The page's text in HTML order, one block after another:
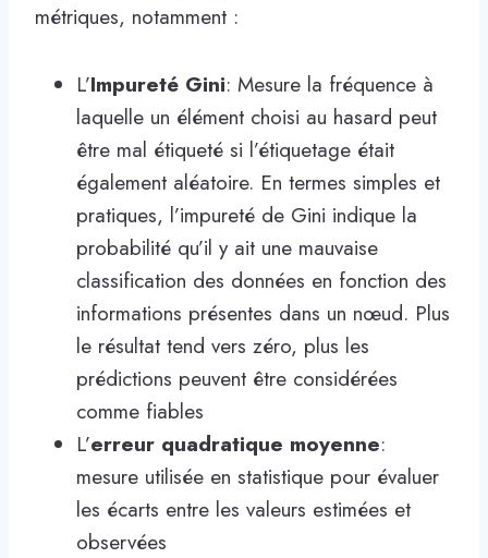
métriques, notamment :
L’Impureté Gini: Mesure la fréquence à
laquelle un élément choisi au hasard peut
être mal étiqueté si l’étiquetage était
également aléatoire. En termes simples et
pratiques, l’impureté de Gini indique la
probabilité qu’il y ait une mauvaise
classification des données en fonction des
informations présentes dans un nœud. Plus
le résultat tend vers zéro, plus les
prédictions peuvent être considérées
comme fiables
L’erreur quadratique moyenne:
mesure utilisée en statistique pour évaluer
les écarts entre les valeurs estimées et
observées